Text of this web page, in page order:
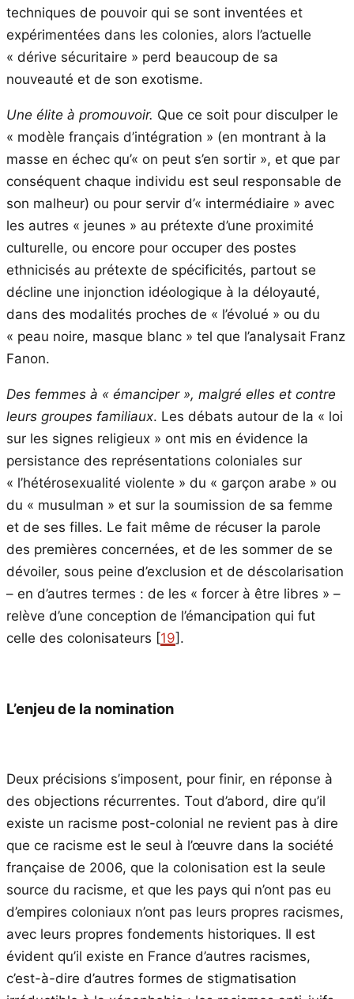
techniques de pouvoir qui se sont inventées et
expérimentées dans les colonies, alors l’actuelle
« dérive sécuritaire » perd beaucoup de sa
nouveauté et de son exotisme.
Une élite à promouvoir. Que ce soit pour disculper le
« modèle français d’intégration » (en montrant à la
masse en échec qu’« on peut s’en sortir », et que par
conséquent chaque individu est seul responsable de
son malheur) ou pour servir d’« intermédiaire » avec
les autres « jeunes » au prétexte d’une proximité
culturelle, ou encore pour occuper des postes
ethnicisés au prétexte de spécificités, partout se
décline une injonction idéologique à la déloyauté,
dans des modalités proches de « l’évolué » ou du
« peau noire, masque blanc » tel que l’analysait Franz
Fanon.
Des femmes à « émanciper », malgré elles et contre
leurs groupes familiaux. Les débats autour de la « loi
sur les signes religieux » ont mis en évidence la
persistance des représentations coloniales sur
« l’hétérosexualité violente » du « garçon arabe » ou
du « musulman » et sur la soumission de sa femme
et de ses filles. Le fait même de récuser la parole
des premières concernées, et de les sommer de se
dévoiler, sous peine d’exclusion et de déscolarisation
– en d’autres termes : de les « forcer à être libres » –
relève d’une conception de l’émancipation qui fut
celle des colonisateurs [19].
L’enjeu de la nomination
Deux précisions s’imposent, pour finir, en réponse à
des objections récurrentes. Tout d’abord, dire qu’il
existe un racisme post-colonial ne revient pas à dire
que ce racisme est le seul à l’œuvre dans la société
française de 2006, que la colonisation est la seule
source du racisme, et que les pays qui n’ont pas eu
d’empires coloniaux n’ont pas leurs propres racismes,
avec leurs propres fondements historiques. Il est
évident qu’il existe en France d’autres racismes,
c’est-à-dire d’autres formes de stigmatisation